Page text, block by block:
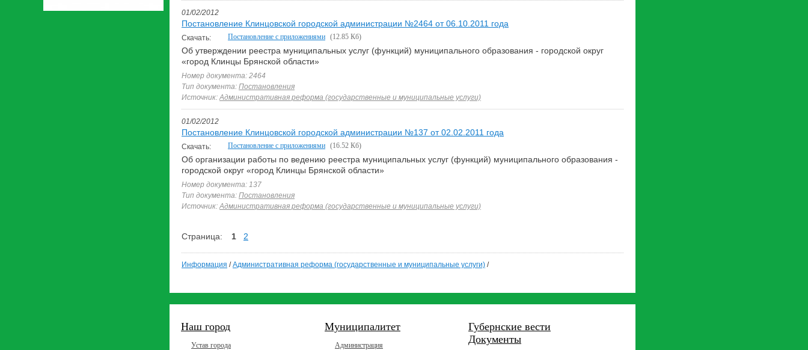
01/02/2012
Постановление Клинцовской городской администрации №2464 от 06.10.2011 года
Скачать: Постановление с приложениями (12.85 Кб)
Об утверждении реестра муниципальных услуг (функций) муниципального образования - городской округ
«город Клинцы Брянской области»
Номер документа: 2464
Тип документа: Постановления
Источник:Административная реформа (государственные и муниципальные услуги)
01/02/2012
Постановление Клинцовской городской администрации №137 от 02.02.2011 года
Скачать: Постановление с приложениями (16.52 Кб)
Об организации работы по ведению реестра муниципальных услуг (функций) муниципального образования -
городской округ «город Клинцы Брянской области»
Номер документа: 137
Тип документа: Постановления
Источник:Административная реформа (государственные и муниципальные услуги)
Страница: 1 2
Информация /Административная реформа (государственные и муниципальные услуги) /
Наш город
Устав города
Муниципалитет
Администрация
Губернские вести
Документы